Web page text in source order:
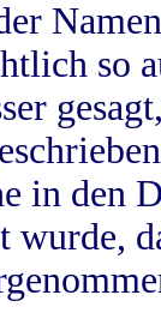
so
in
wurde,